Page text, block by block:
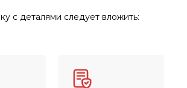
с деталями следует вложить: